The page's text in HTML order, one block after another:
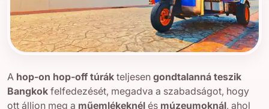
A hop-on hop-off túrák teljesen gondtalanná teszik
Bangkok felfedezését, megadva a szabadságot, hogy
ott álljon meg a műemlékeknél és múzeumoknál, ahol